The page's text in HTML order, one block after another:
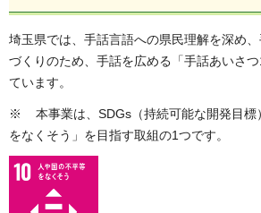
埼玉県では、手話言語への県民理解を深め
づくりのため、手話を広める「手話あいさ
ています。
※ 本事業は、SDGs（持続可能な開発目標
をなくそう」を目指す取組の1つです。